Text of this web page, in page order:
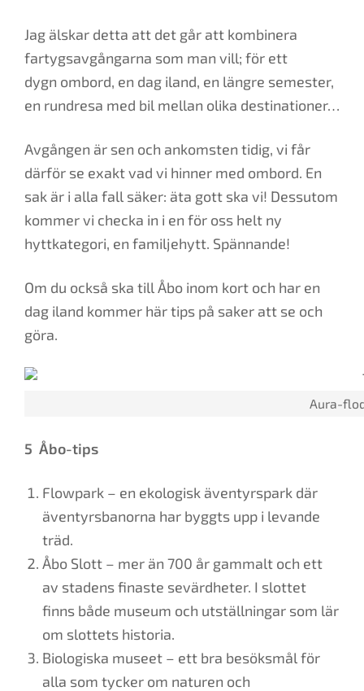
Jag älskar detta att det går att kombinera
fartygsavgångarna som man vill; för ett
dygn ombord, en dag iland, en längre semester,
en rundresa med bil mellan olika destinationer…
Avgången är sen och ankomsten tidig, vi får
därför se exakt vad vi hinner med ombord. En
sak är i alla fall säker: äta gott ska vi! Dessutom
kommer vi checka in i en för oss helt ny
hyttkategori, en familjehytt. Spännande!
Om du också ska till Åbo inom kort och har en
dag iland kommer här tips på saker att se och
göra.
Aura-
5 Åbo-tips
Flowpark – en ekologisk äventyrspark där
äventyrsbanorna har byggts upp i levande
träd.
Åbo Slott – mer än 700 år gammalt och ett
av stadens finaste sevärdheter. I slottet
finns både museum och utställningar som lär
om slottets historia.
Biologiska museet – ett bra besöksmål för
alla som tycker om naturen och